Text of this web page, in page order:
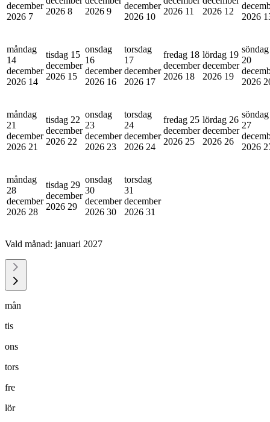
december
2026 7
2026 8
2026 9
december
2026 10
2026 11
2026 12
2026
måndag
14
december
2026 14
tisdag 15
december
2026 15
onsdag
16
december
2026 16
torsdag
17
december
2026 17
fredag 18
december
2026 18
lördag 19
december
2026 19
söndag
20
2026
måndag
21
december
2026 21
tisdag 22
december
2026 22
onsdag
23
december
2026 23
torsdag
24
december
2026 24
fredag 25
december
2026 25
lördag 26
december
2026 26
söndag
27
2026
måndag
28
december
2026 28
tisdag 29
december
2026 29
onsdag
30
december
2026 30
torsdag
31
december
2026 31
Vald månad: januari 2027
mån
tis
ons
tors
fre
lör